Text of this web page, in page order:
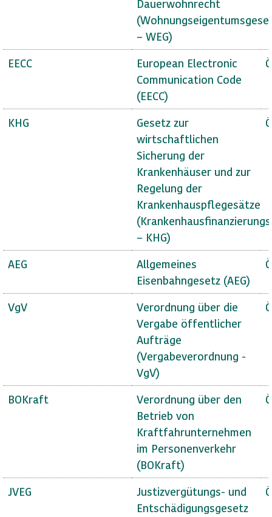
Dauerwohnrecht
– WEG)
EECC
European Electronic
Communication Code
(EECC)
KHG
Gesetz zur
wirtschaftlichen
Sicherung der
Krankenhäuser und zur
Regelung der
Krankenhauspflegesätze
– KHG)
AEG
Allgemeines
Eisenbahngesetz (AEG)
VgV
Verordnung über die
Vergabe öffentlicher
Aufträge
(Vergabeverordnung -
VgV)
BOKraft
Verordnung über den
Betrieb von
Kraftfahrunternehmen
im Personenverkehr
(BOKraft)
JVEG
Justizvergütungs- und
Entschädigungsgesetz